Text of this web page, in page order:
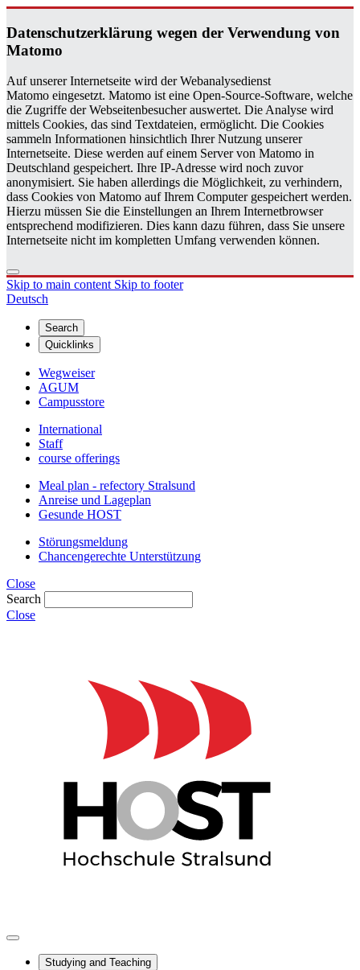
Daten­schutzerklärung wegen der Ver­wen­dung von
Matomo
Auf unserer Internetseite wird der Webanalysedienst
Matomo eingesetzt. Matomo ist eine Open-Source-Software, welche
die Zugriffe der Webseitenbesucher auswertet. Die Analyse wird
mittels Cookies, das sind Textdateien, ermöglicht. Die Cookies
sammeln Informationen hinsichtlich Ihrer Nutzung unserer
Internetseite. Diese werden auf einem Server von Matomo in
Deutschland gespeichert. Ihre IP-Adresse wird noch zuvor
anonymisiert. Sie haben allerdings die Möglichkeit, zu verhindern,
dass Cookies von Matomo auf Ihrem Computer gespeichert werden.
Hierzu müssen Sie die Einstellungen an Ihrem Internetbrowser
entsprechend modifizieren. Dies kann dazu führen, dass Sie unsere
Internetseite nicht im kompletten Umfang verwenden können.
Skip to main content Skip to footer
Deutsch
Search
Quicklinks
Wegweiser
AGUM
Campusstore
International
Staff
course offerings
Meal plan - refectory Stralsund
Anreise und Lageplan
Gesunde HOST
Störungsmeldung
Chancengerechte Unterstützung
Close
Search
Close
Studying and Teaching